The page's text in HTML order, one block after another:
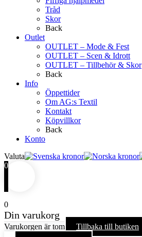
Tråd
Skor
Back
Outlet
OUTLET – Mode & Fest
OUTLET – Scen & Idrott
OUTLET – Tillbehör & Skor
Back
Info
Öppettider
Om AG:s Textil
Kontakt
Köpvillkor
Back
Konto
Valuta
0
0
Din varukorg
Varukorgen är tom Tillbaka till butiken